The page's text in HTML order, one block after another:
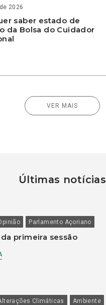
2026
saber estado de
da Bolsa do Cuidador
VER MAIS
Últimas notícias
Parlamento Açoriano
primeira sessão
Climáticas Ambiente